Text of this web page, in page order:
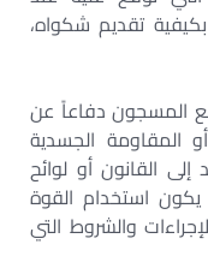
بكيفية تقديم شكواه،
المسجون دفاعاً عن
المقاومة الجسدية
إلى القانون أو لوائح
استخدام القوة
والشروط التي